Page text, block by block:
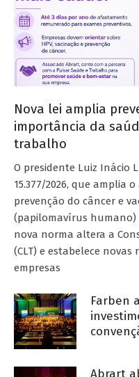
Nova lei amplia
importância da
trabalho
O presidente Luiz Inácio
15.377/2026, que amplia
prevenção do câncer e
(papilomavírus
nova norma altera a
(CLT) e estabelece
empresas
Farben